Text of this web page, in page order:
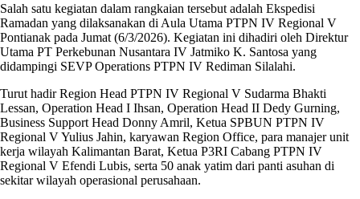
Salah satu kegiatan dalam rangkaian tersebut adalah Ekspedisi
Ramadan yang dilaksanakan di Aula Utama PTPN IV Regional V
Pontianak pada Jumat (6/3/2026). Kegiatan ini dihadiri oleh Direktur
Utama PT Perkebunan Nusantara IV Jatmiko K. Santosa yang
didampingi SEVP Operations PTPN IV Rediman Silalahi.
Turut hadir Region Head PTPN IV Regional V Sudarma Bhakti
Lessan, Operation Head I Ihsan, Operation Head II Dedy Gurning,
Business Support Head Donny Amril, Ketua SPBUN PTPN IV
Regional V Yulius Jahin, karyawan Region Office, para manajer unit
kerja wilayah Kalimantan Barat, Ketua P3RI Cabang PTPN IV
Regional V Efendi Lubis, serta 50 anak yatim dari panti asuhan di
sekitar wilayah operasional perusahaan.